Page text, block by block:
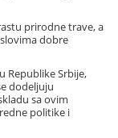
prirodne trave, a
dobre
Republike Srbije,
dodeljuju
sa ovim
politike i